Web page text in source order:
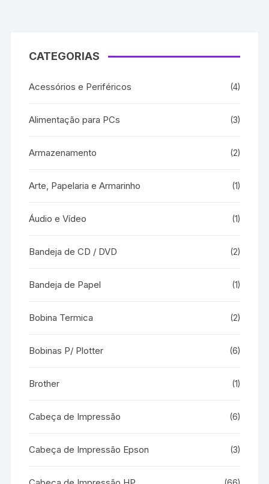
CATEGORIAS
Acessórios e Periféricos (4)
Alimentação para PCs (3)
Armazenamento (2)
Arte, Papelaria e Armarinho (1)
Áudio e Vídeo (1)
Bandeja de CD / DVD (2)
Bandeja de Papel (1)
Bobina Termica (2)
Bobinas P/ Plotter (6)
Brother (1)
Cabeça de Impressão (6)
Cabeça de Impressão Epson (3)